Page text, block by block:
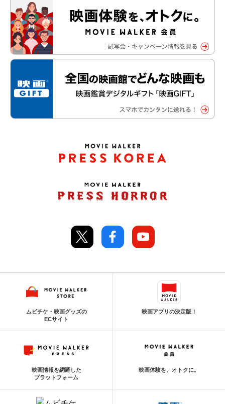
ムビチケ・映画グッズの
ECサイト
映画アプリの決定版！
映画情報を網羅した
プラットフォーム
映画体験を、オトクに。